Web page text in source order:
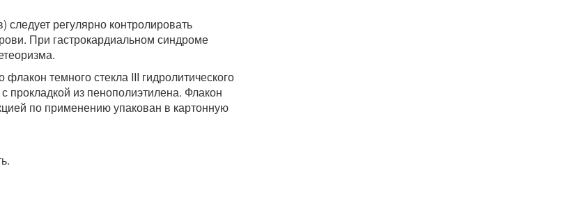
регулярно контролировать
При гастрокардиальном синдроме
темного стекла III гидролитического
из пенополиэтилена. Флакон
по применению упакован в картонную